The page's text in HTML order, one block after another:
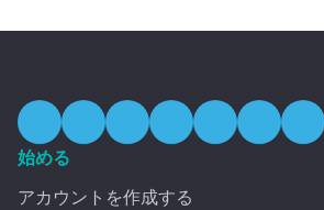
始める
アカウントを作成する